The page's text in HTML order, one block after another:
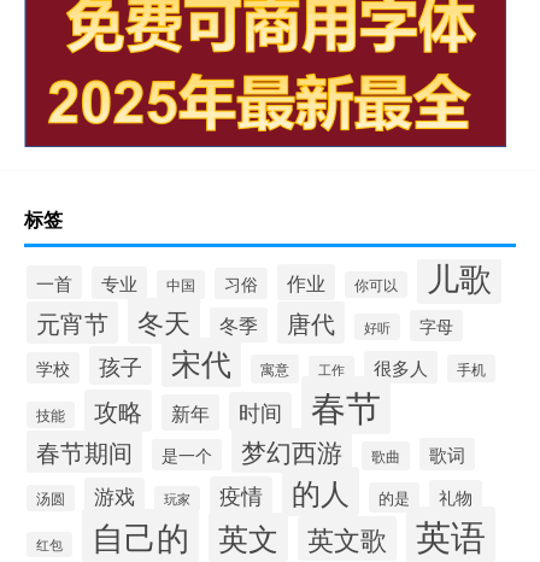
标签
一首 专业 中国 习俗 作业 你可以 儿歌
元宵节 冬天 冬季 唐代 好听
字母
学校
孩子 宋代 寓意 工作 很多人 手机
技能 攻略 新年 时间 春节
春节期间 是一个 梦幻西游 歌曲 歌词
汤圆 游戏 玩家 疫情 的人 的是 礼物
红包 自己的 英文 英文歌 英语